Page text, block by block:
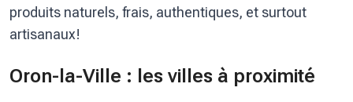
produits naturels, frais, authentiques, et surtout
artisanaux!
Oron-la-Ville : les villes à proximité